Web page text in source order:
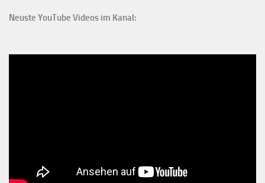
Neuste YouTube Videos im Kanal: